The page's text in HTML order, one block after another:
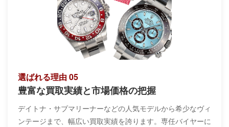
選ばれる理由 05
豊富な買取実績と市場価格の把握
デイトナ・サブマリーナーなどの人気モデルから希少なヴィ
ンテージまで、幅広い買取実績を誇ります。専任バイヤーに